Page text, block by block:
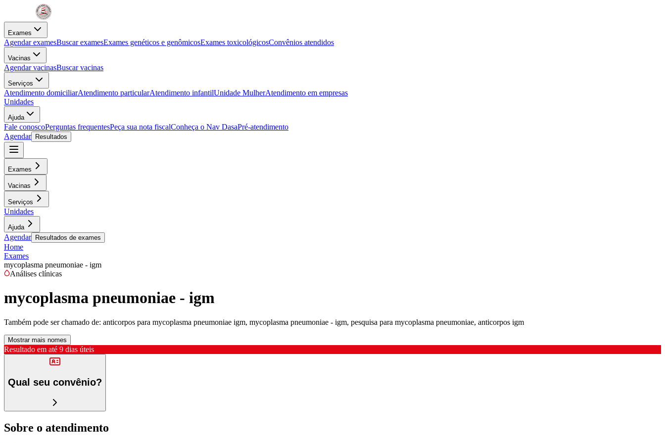
Exames
Agendar examesBuscar examesExames genéticos e genômicosExames toxicológicosConvênios atendidos
Vacinas
Agendar vacinasBuscar vacinas
Serviços
Atendimento domiciliarAtendimento particularAtendimento infantilUnidade MulherAtendimento em empresas
Unidades
Ajuda
Fale conoscoPerguntas frequentesPeça sua nota fiscalConheça o Nav DasaPré-atendimento
Agendar
Resultados
Exames
Vacinas
Serviços
Unidades
Ajuda
Agendar Resultados de exames
Home
Exames
mycoplasma pneumoniae - igm
Análises clínicas
mycoplasma pneumoniae - igm
Também pode ser chamado de: anticorpos para mycoplasma pneumoniae igm, mycoplasma pneumoniae - igm, pesquisa para mycoplasma pneumoniae, anticorpos igm
Mostrar mais nomes
Resultado em até 9 dias úteis
Qual seu convênio?
Sobre o atendimento